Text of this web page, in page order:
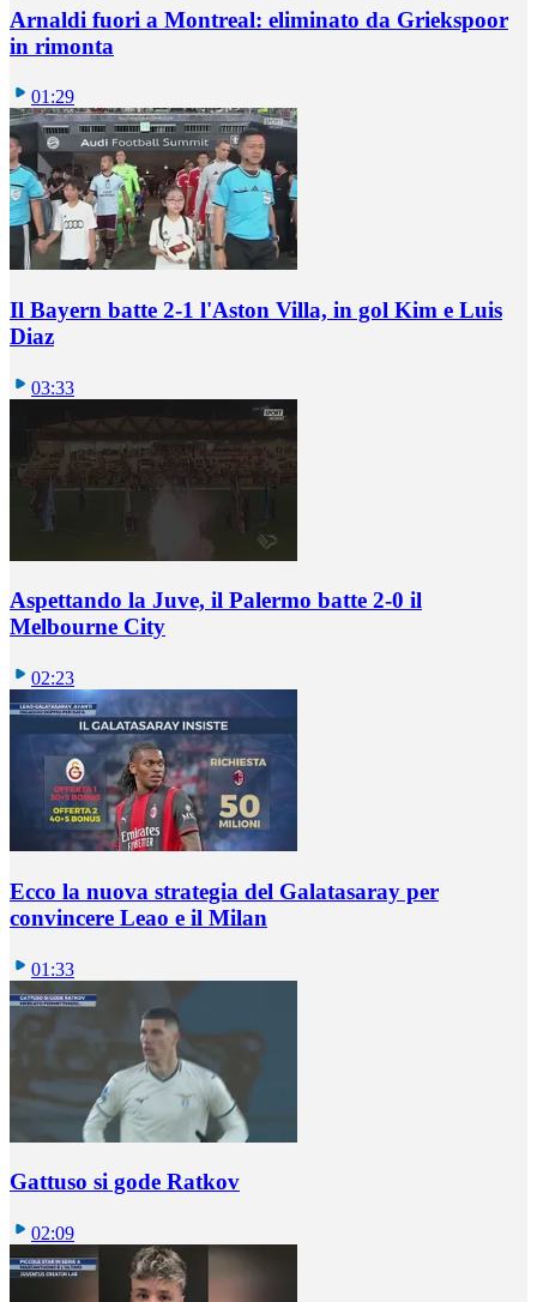
Arnaldi fuori a Montreal: eliminato da Griekspoor
in rimonta
01:29
Il Bayern batte 2-1 l'Aston Villa, in gol Kim e Luis
Diaz
03:33
Aspettando la Juve, il Palermo batte 2-0 il
Melbourne City
02:23
Ecco la nuova strategia del Galatasaray per
convincere Leao e il Milan
01:33
Gattuso si gode Ratkov
02:09